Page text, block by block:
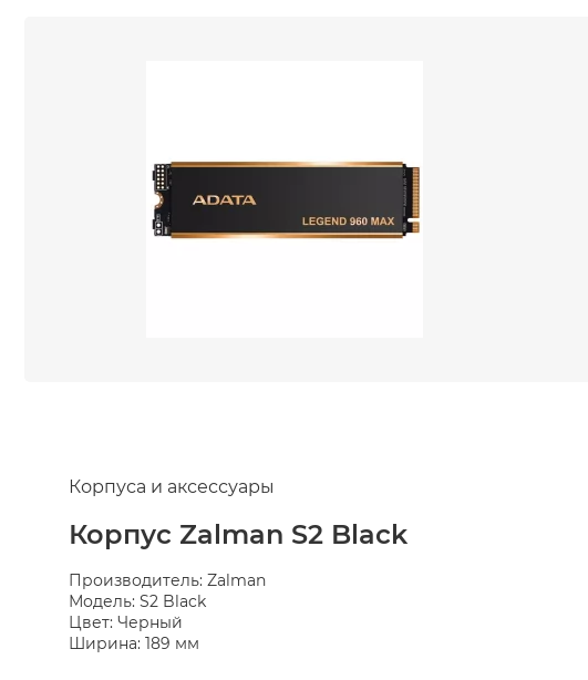
Корпуса и аксессуары
Корпус Zalman S2 Black
Производитель: Zalman
Модель: S2 Black
Цвет: Черный
Ширина: 189 мм